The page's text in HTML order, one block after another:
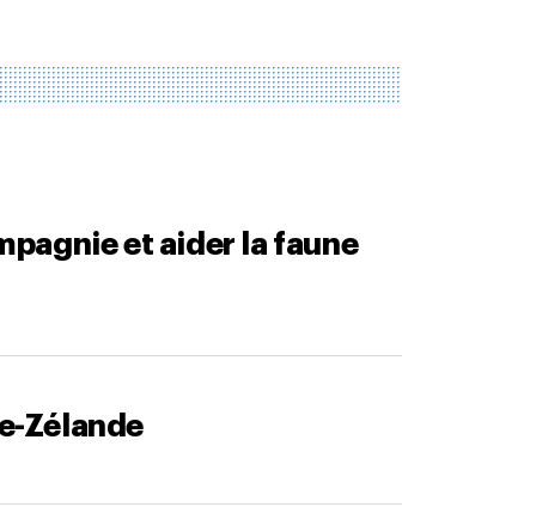
et aider la faune
Zélande